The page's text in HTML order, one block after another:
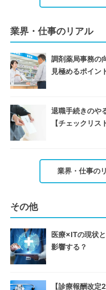
業界・仕事のリアル
調剤薬局事務の
見極めるポイン
退職手続きのや
【チェックリス
業界・仕事の
その他
医療×ITの現状
影響する？
【診療報酬改